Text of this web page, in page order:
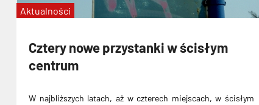
Cztery nowe przystanki w ścisłym
centrum
W najbliższych latach, aż w czterech miejscach, w ścisłym
Aktualności